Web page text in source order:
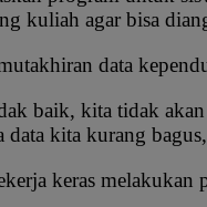
kuliah agar bisa
data
baik, kita tidak
kita kurang
keras melakukan